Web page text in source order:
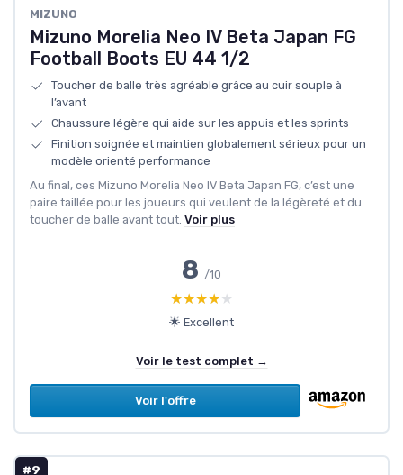
MIZUNO
Mizuno Morelia Neo IV Beta Japan FG
Football Boots EU 44 1/2
Toucher de balle très agréable grâce au cuir souple à
l’avant
Chaussure légère qui aide sur les appuis et les sprints
Finition soignée et maintien globalement sérieux pour un
modèle orienté performance
Au final, ces Mizuno Morelia Neo IV Beta Japan FG, c’est une
paire taillée pour les joueurs qui veulent de la légèreté et du
toucher de balle avant tout. Voir plus
8 /10
★★★★★
★★★★★
🌟 Excellent
Voir le test complet →
Voir l'offre
#9